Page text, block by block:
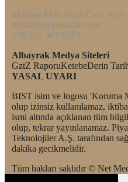
Maltepe Mah. Fetih Cad.
iletisim@yenisafak.com
+90 212 467 6515
Albayrak Medya Siteleri
GztZ RaporuKetebeDerin
YASAL UYARI
BIST isim ve logosu 'Koruma
olup izinsiz kullanılamaz,
ismi altında açıklanan tüm
olup, tekrar yayınlanamaz.
Teknolojiler A.Ş. tarafından
dakika gecikmelidir.
Tüm hakları saklıdır © Net